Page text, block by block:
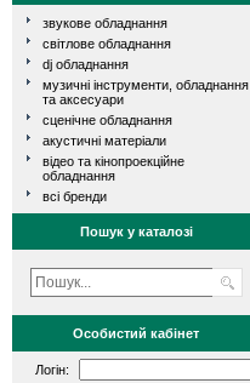
звукове обладнання
світлове обладнання
dj обладнання
музичні інструменти, обладнання
та аксесуари
сценічне обладнання
акустичні матеріали
відео та кінопроекційне
обладнання
всі бренди
Пошук у каталозі
Особистий кабінет
Логін: